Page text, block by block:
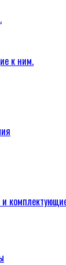
к ним.
и